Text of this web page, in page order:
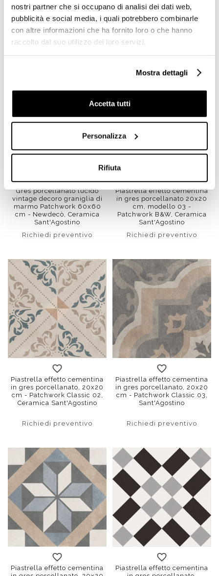
nostri partner che si occupano di analisi dei dati web,
pubblicità e social media, i quali potrebbero combinarle
con altre informazioni che ha fornito loro o che hanno
raccolto dal suo utilizzo dei loro servizi.
Mostra dettagli
Accetta tutti
Personalizza
Rifiuta
Gres porcellanato effetto
cementina 20x20cm -
Patchwork Classic 01
Ceramica Sant'Agostino
Richiedi preventivo
Gres porcellanato effetto
cementina 20x20cm -
Patchwork Colors 03,
Ceramica Sant'Agostino
Richiedi preventivo
Gres porcellanato lucido
vintage decoro graniglia di
marmo Patchwork 60x60
cm - Newdecò, Ceramica
Sant'Agostino
Richiedi preventivo
Piastrella effetto cementina
in gres porcellanato 20x20
cm, modello 03 -
Patchwork B&W, Ceramica
Sant'Agostino
Richiedi preventivo
Piastrella effetto cementina
in gres porcellanato, 20x20
cm - Patchwork Classic 02,
Ceramica Sant'Agostino
Richiedi preventivo
Piastrella effetto cementina
in gres porcellanato, 20x20
cm - Patchwork Classic 03,
Sant'Agostino
Richiedi preventivo
Piastrella effetto cementina
Piastrella effetto cementina